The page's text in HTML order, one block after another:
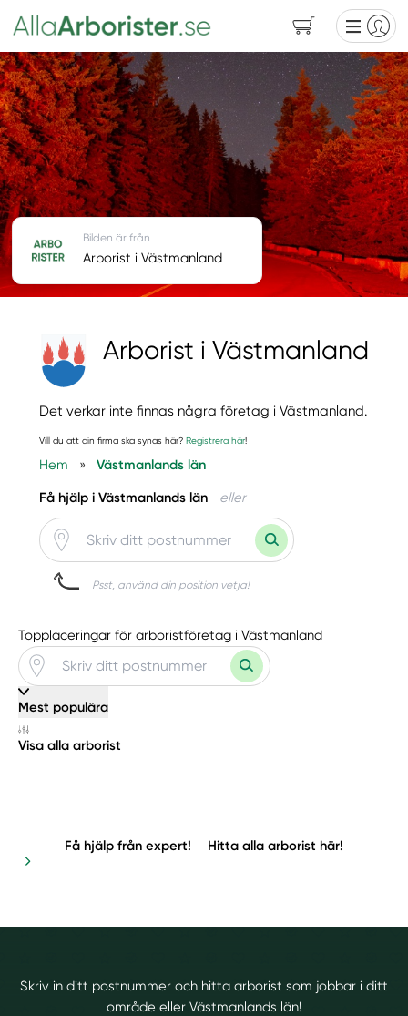
Arborist i Västmanland
Det verkar inte finnas några företag i Västmanland.
Vill du att din firma ska synas här? Registrera här!
Hem » Västmanlands län
Få hjälp i Västmanlands län eller
Psst, använd din position vetja!
Bilden är från
Arborist i Västmanland
Topplaceringar för arboristföretag i Västmanland
Mest populära
Visa alla arborist
Få hjälp från expert! Hitta alla arborist här!
Skriv in ditt postnummer och hitta arborist som jobbar i ditt
område eller Västmanlands län!